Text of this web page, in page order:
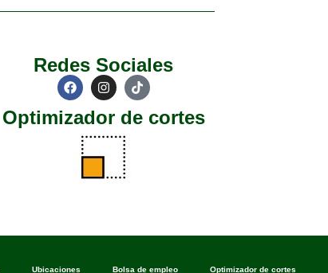
Redes Sociales
Optimizador de cortes
Ubicaciones Bolsa de empleo Optimizador de cortes